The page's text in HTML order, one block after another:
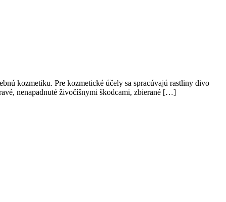
kozmetiku. Pre kozmetické účely sa spracúvajú rastliny divo
nenapadnuté živočíšnymi škodcami, zbierané […]